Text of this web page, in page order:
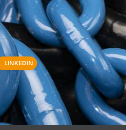
LINKEDIN